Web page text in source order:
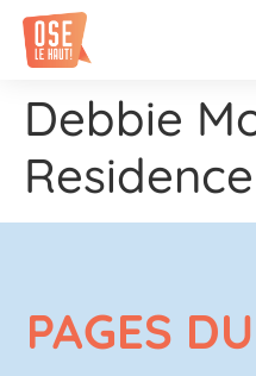
Debbie
Residence
PAGES